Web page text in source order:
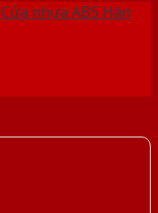
Cửa nhựa ABS Hàn